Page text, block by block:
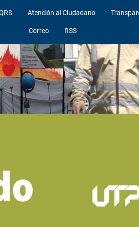
Atención al Ciudadano
Correo RSS